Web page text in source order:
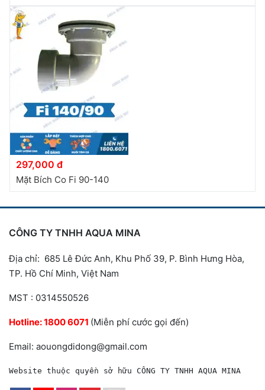
297,000 đ
Mặt Bích Co Fi 90-140
CÔNG TY TNHH AQUA MINA
Địa chỉ: 685 Lê Đức Anh, Khu Phố 39, P. Bình Hưng Hòa,
TP. Hồ Chí Minh, Việt Nam
MST : 0314550526
Hotline:1800 6071 (Miễn phí cước gọi đến)
Email: aouongdidong@gmail.com
Website thuộc quyền sở hữu CÔNG TY TNHH AQUA MINA